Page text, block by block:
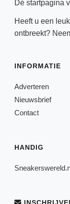
Dé startpagina
Heeft u een
ontbreekt?
INFORMATIE
Adverteren
Nieuwsbrief
Contact
HANDIG